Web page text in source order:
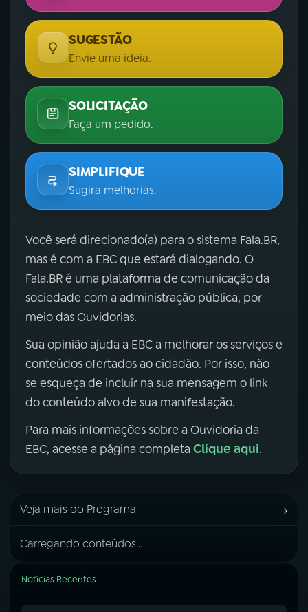
SUGESTÃO
Envie uma ideia.
SOLICITAÇÃO
Faça um pedido.
SIMPLIFIQUE
Sugira melhorias.
Você será direcionado(a) para o sistema Fala.BR,
mas é com a EBC que estará dialogando. O
Fala.BR é uma plataforma de comunicação da
sociedade com a administração pública, por
meio das Ouvidorias.
Sua opinião ajuda a EBC a melhorar os serviços e
conteúdos ofertados ao cidadão. Por isso, não
se esqueça de incluir na sua mensagem o link
do conteúdo alvo de sua manifestação.
Para mais informações sobre a Ouvidoria da
EBC, acesse a página completa Clique aqui.
Veja mais do Programa ›
Carregando conteúdos...
Notícias Recentes